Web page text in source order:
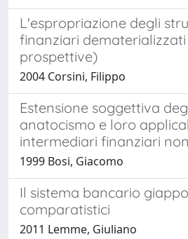
L'espropriazione degli
finanziari
prospettive)
2004 Corsini, Filippo
Estensione soggettiva
anatocismo e loro
intermediari finanziari
1999 Bosi, Giacomo
Il sistema bancario
comparatistici
2011 Lemme, Giuliano